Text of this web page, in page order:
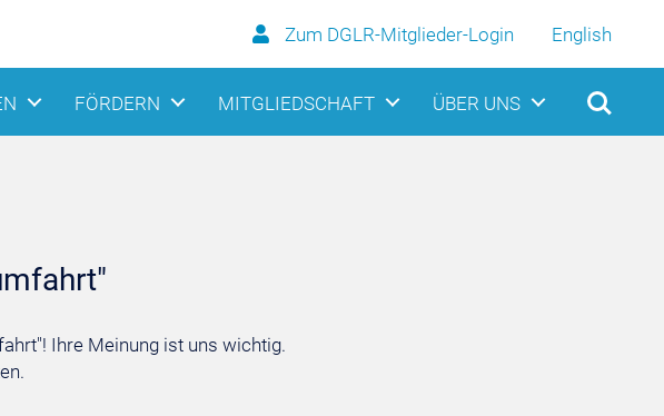
Zum DGLR-Mitglieder-Login English
FÖRDERN MITGLIEDSCHAFT ÜBER UNS
Ihre Meinung ist uns wichtig.